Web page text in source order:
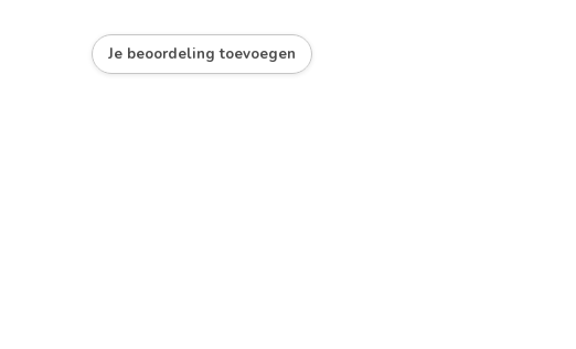
Je beoordeling toevoegen